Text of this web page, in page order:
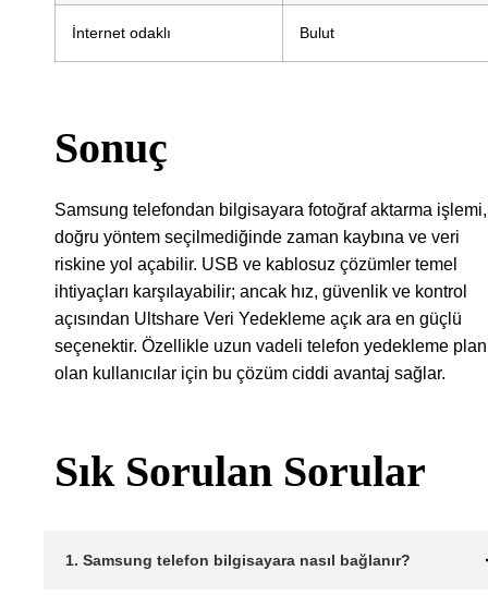
İnternet odaklı Bulut
Sonuç
Samsung telefondan bilgisayara fotoğraf aktarma işlemi,
doğru yöntem seçilmediğinde zaman kaybına ve veri
riskine yol açabilir. USB ve kablosuz çözümler temel
ihtiyaçları karşılayabilir; ancak hız, güvenlik ve kontrol
açısından Ultshare Veri Yedekleme açık ara en güçlü
seçenektir. Özellikle uzun vadeli telefon yedekleme
olan kullanıcılar için bu çözüm ciddi avantaj sağlar.
Sık Sorulan Sorular
1. Samsung telefon bilgisayara nasıl bağlanır?